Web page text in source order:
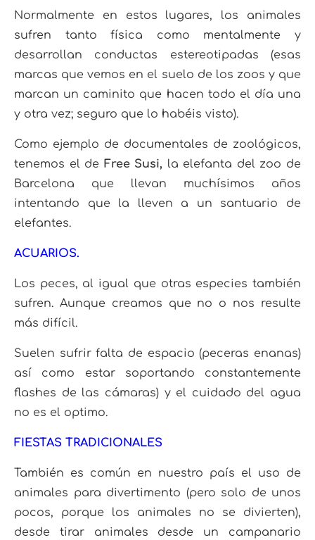
Normalmente en estos lugares, los animales
sufren tanto física como mentalmente y
desarrollan conductas estereotipadas (esas
marcas que vemos en el suelo de los zoos y que
marcan un caminito que hacen todo el día una
y otra vez; seguro que lo habéis visto).
Como ejemplo de documentales de zoológicos,
tenemos el de Free Susi, la elefanta del zoo de
Barcelona que llevan muchísimos años
intentando que la lleven a un santuario de
elefantes.
ACUARIOS.
Los peces, al igual que otras especies también
sufren. Aunque creamos que no o nos resulte
más difícil.
Suelen sufrir falta de espacio (peceras enanas)
así como estar soportando constantemente
flashes de las cámaras) y el cuidado del agua
no es el optimo.
FIESTAS TRADICIONALES
También es común en nuestro país el uso de
animales para divertimento (pero solo de unos
pocos, porque los animales no se divierten),
desde tirar animales desde un campanario